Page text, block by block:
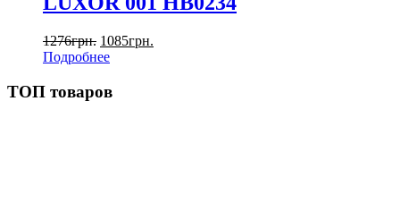
1276грн. 1085грн.
Подробнее
ТОП товаров